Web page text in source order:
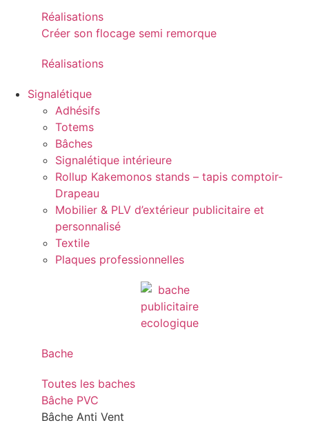
Réalisations
Créer son flocage semi remorque
Réalisations
Signalétique
Adhésifs
Totems
Bâches
Signalétique intérieure
Rollup Kakemonos stands – tapis comptoir-
Drapeau
Mobilier & PLV d’extérieur publicitaire et
personnalisé
Textile
Plaques professionnelles
Bache
Toutes les baches
Bâche PVC
Bâche Anti Vent